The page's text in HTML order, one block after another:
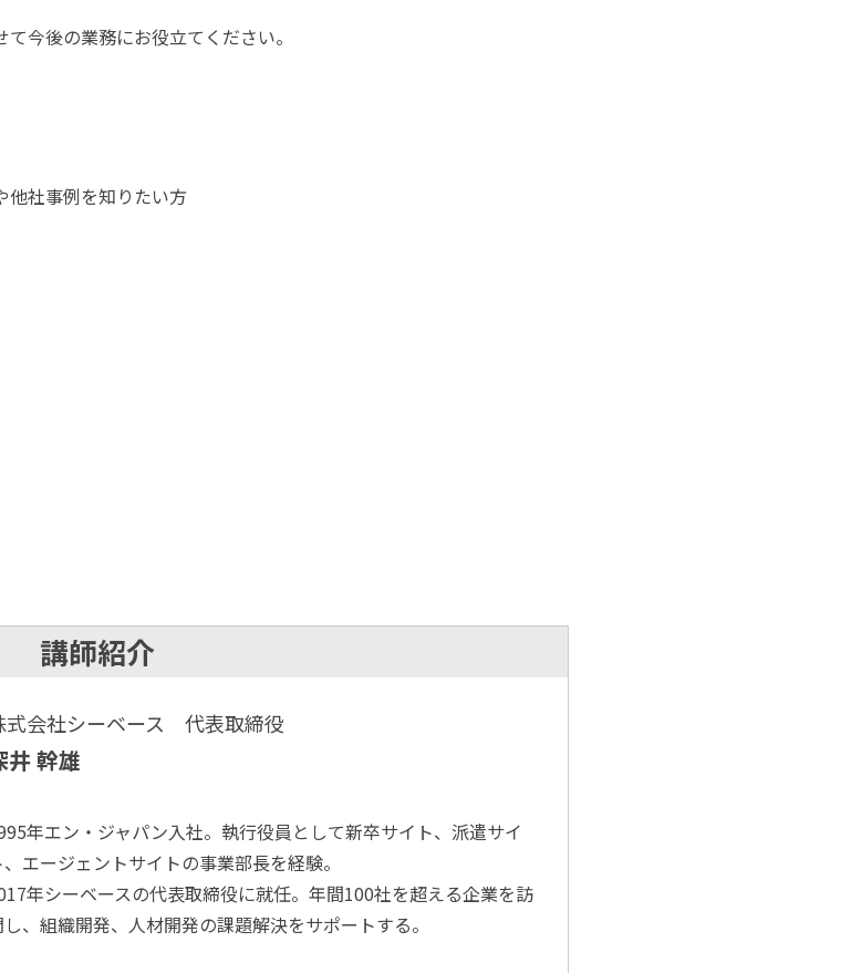
今後の業務にお役立てください。
他社事例を知りたい方
講師紹介
式会社シーベース 代表取締役
井 幹雄
年エン・ジャパン入社。執行役員として新卒サイト、派遣サイ
、エージェントサイトの事業部長を経験。
年シーベースの代表取締役に就任。年間100社を超える企業を訪
し、組織開発、人材開発の課題解決をサポートする。